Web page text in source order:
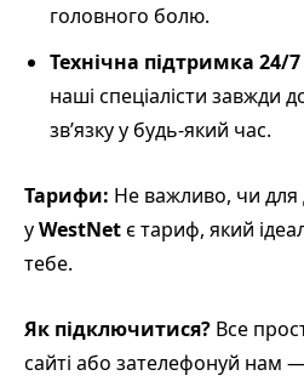
головного болю.
Технічна підтримка 24/7
наші спеціалісти завжди
зв’язку у будь-який час.
Тарифи: Не важливо, чи для
уWestNetє тариф, який
тебе.
Як підключитися? Все
сайті або зателефонуй нам